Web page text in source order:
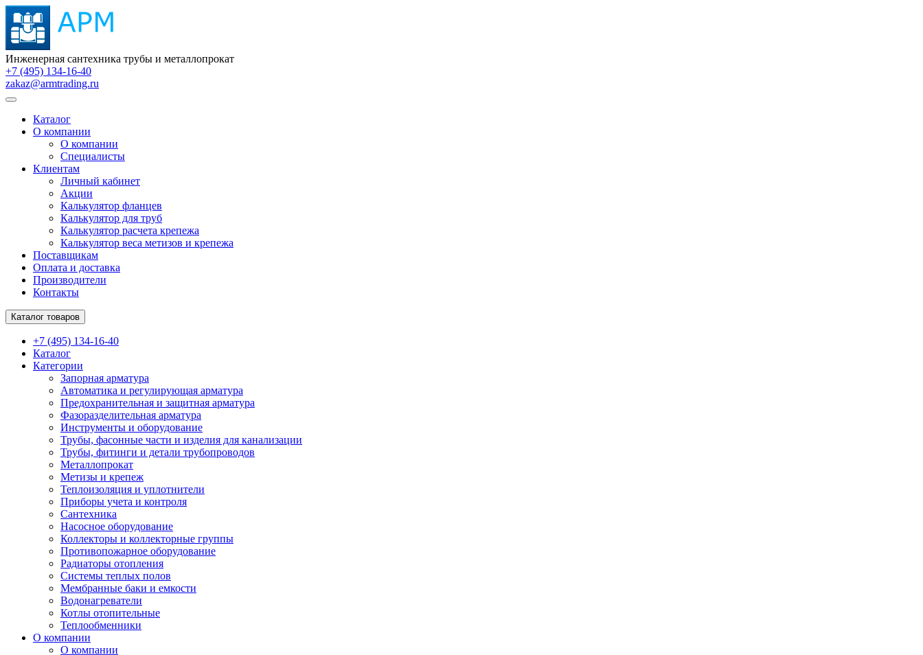
Инженерная сантехника трубы и металлопрокат
+7 (495) 134-16-40
zakaz@armtrading.ru
Каталог
О компании
О компании
Специалисты
Клиентам
Личный кабинет
Акции
Калькулятор фланцев
Калькулятор для труб
Калькулятор расчета крепежа
Калькулятор веса метизов и крепежа
Поставщикам
Оплата и доставка
Производители
Контакты
Каталог товаров
+7 (495) 134-16-40
Каталог
Категории
Запорная арматура
Автоматика и регулирующая арматура
Предохранительная и защитная арматура
Фазоразделительная арматура
Инструменты и оборудование
Трубы, фасонные части и изделия для канализации
Трубы, фитинги и детали трубопроводов
Металлопрокат
Метизы и крепеж
Теплоизоляция и уплотнители
Приборы учета и контроля
Сантехника
Насосное оборудование
Коллекторы и коллекторные группы
Противопожарное оборудование
Радиаторы отопления
Системы теплых полов
Мембранные баки и емкости
Водонагреватели
Котлы отопительные
Теплообменники
О компании
О компании